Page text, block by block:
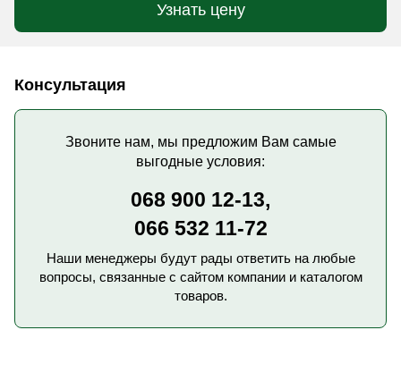
Узнать цену
Консультация
Звоните нам, мы предложим Вам самые
выгодные условия:
068 900 12-13,
066 532 11-72
Наши менеджеры будут рады ответить на любые
вопросы, связанные с сайтом компании и каталогом
товаров.